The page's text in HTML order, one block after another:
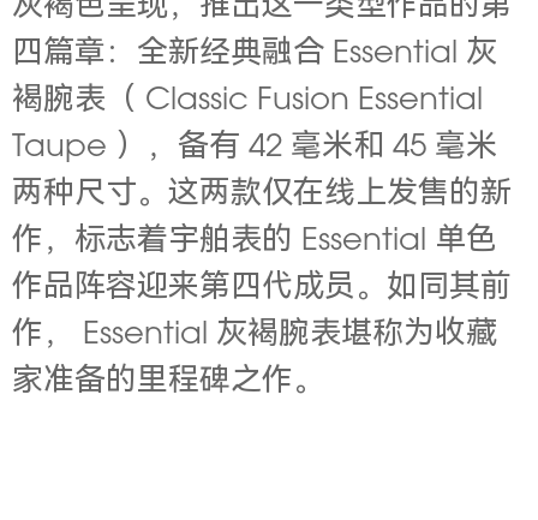
灰褐色呈现，推出这一类型作品的第
四篇章：全新经典融合 Essential 灰
褐腕表（ Classic Fusion Essential
Taupe ），备有 42 毫米和 45 毫米
两种尺寸。这两款仅在线上发售的新
作，标志着宇舶表的 Essential 单色
作品阵容迎来第四代成员。如同其前
作， Essential 灰褐腕表堪称为收藏
家准备的里程碑之作。